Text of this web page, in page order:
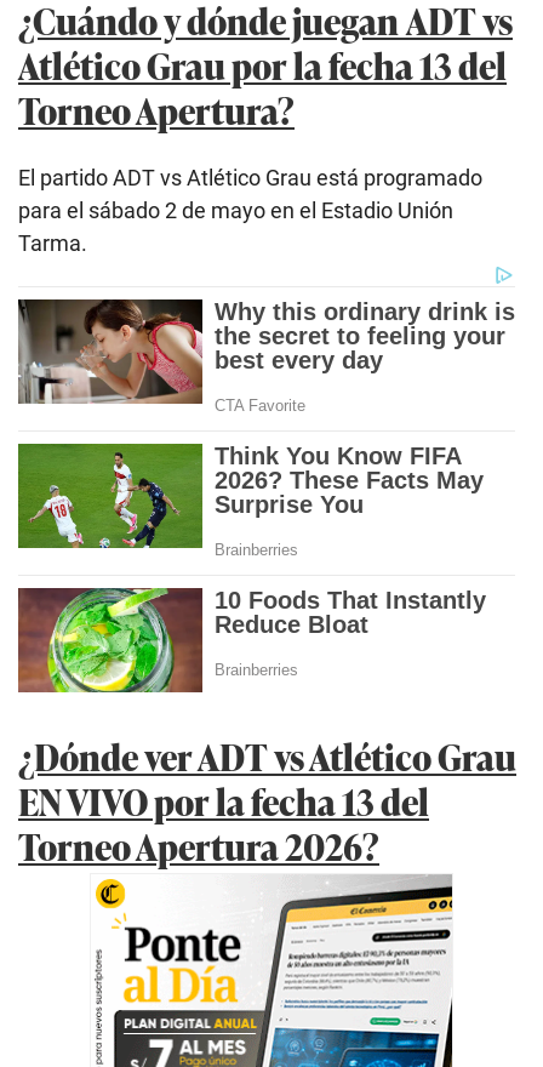
¿Cuándo y dónde jueganADT vs
Atlético Grau por la fecha 13 del
Torneo Apertura?
El partido ADT vs Atlético Grau está programado
para el sábado 2 de mayo en el Estadio Unión
Tarma.
¿Dónde ver ADT vs Atlético Grau
EN VIVO por la fecha 13 del
Torneo Apertura 2026?